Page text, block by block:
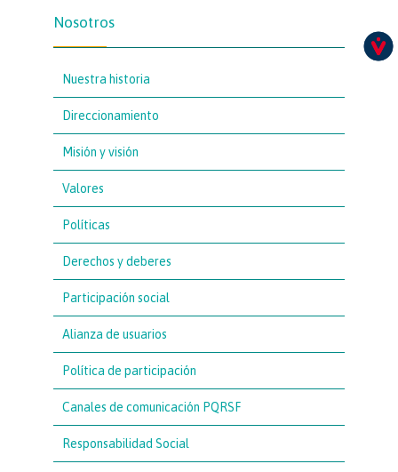
Nosotros
Nuestra historia
Direccionamiento
Misión y visión
Valores
Políticas
Derechos y deberes
Participación social
Alianza de usuarios
Política de participación
Canales de comunicación PQRSF
Responsabilidad Social